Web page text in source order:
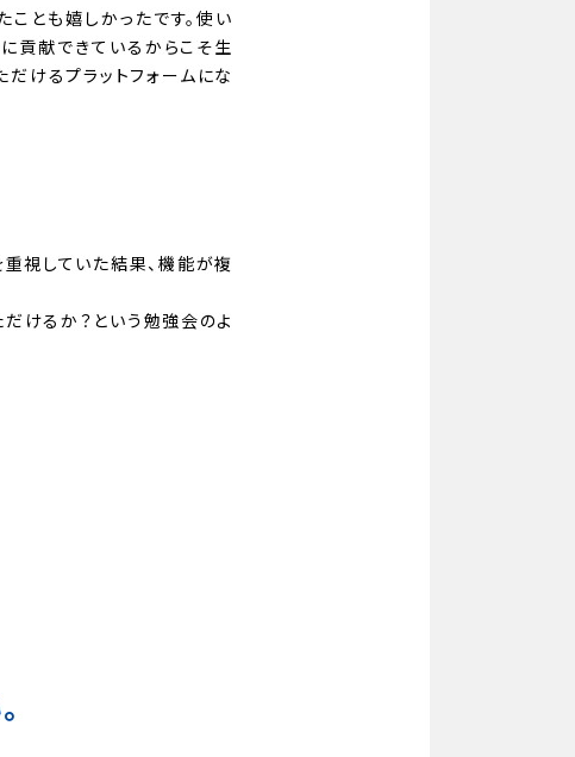
とも嬉しかったです。使い
貢献できているからこそ生
だけるプラットフォームにな
視していた結果、機能が複
けるか？という勉強会のよ